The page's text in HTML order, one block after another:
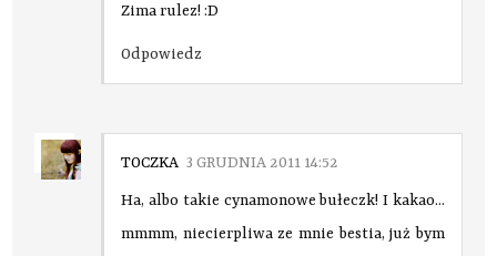
Zima rulez! :D
Odpowiedz
TOCZKA 3 GRUDNIA 2011 14:52
Ha, albo takie cynamonowe bułeczk! I kakao...
mmmm, niecierpliwa ze mnie bestia, już bym